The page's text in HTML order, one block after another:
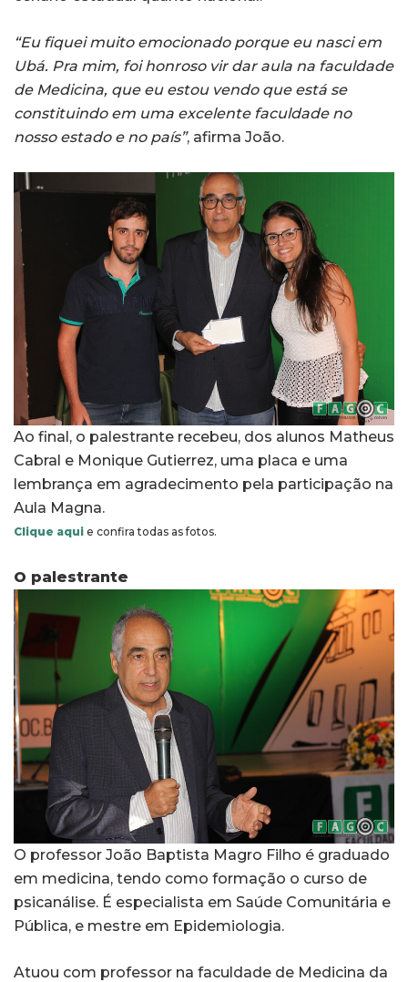
“Eu fiquei muito emocionado porque eu nasci em
Ubá. Pra mim, foi honroso vir dar aula na faculdade
de Medicina, que eu estou vendo que está se
constituindo em uma excelente faculdade no
nosso estado e no país”, afirma João.
Ao final, o palestrante recebeu, dos alunos Matheus
Cabral e Monique Gutierrez, uma placa e uma
lembrança em agradecimento pela participação na
Aula Magna.
Clique aqui e confira todas as fotos.
O palestrante
O professor João Baptista Magro Filho é graduado
em medicina, tendo como formação o curso de
psicanálise. É especialista em Saúde Comunitária e
Pública, e mestre em Epidemiologia.
Atuou com professor na faculdade de Medicina da